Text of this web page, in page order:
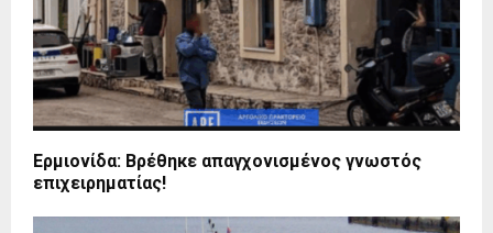
Ερμιονίδα: Βρέθηκε απαγχονισμένος γνωστός
επιχειρηματίας!